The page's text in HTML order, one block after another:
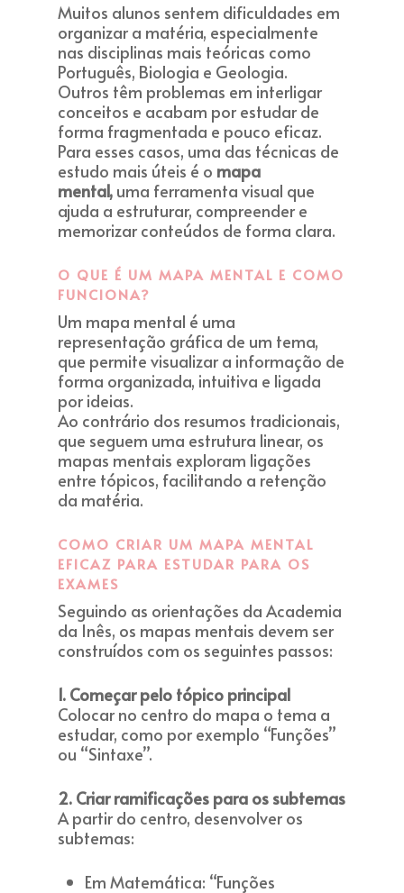
Muitos alunos sentem dificuldades em
organizar a matéria, especialmente
nas disciplinas mais teóricas como
Português, Biologia e Geologia.
Outros têm problemas em interligar
conceitos e acabam por estudar de
forma fragmentada e pouco eficaz.
Para esses casos, uma das técnicas de
estudo mais úteis é o mapa
mental, uma ferramenta visual que
ajuda a estruturar, compreender e
memorizar conteúdos de forma clara.
O QUE É UM MAPA MENTAL E COMO
FUNCIONA?
Um mapa mental é uma
representação gráfica de um tema,
que permite visualizar a informação de
forma organizada, intuitiva e ligada
por ideias.
Ao contrário dos resumos tradicionais,
que seguem uma estrutura linear, os
mapas mentais exploram ligações
entre tópicos, facilitando a retenção
da matéria.
COMO CRIAR UM MAPA MENTAL
EFICAZ PARA ESTUDAR PARA OS
EXAMES
Seguindo as orientações da Academia
da Inês, os mapas mentais devem ser
construídos com os seguintes passos:
1. Começar pelo tópico principal
Colocar no centro do mapa o tema a
estudar, como por exemplo “Funções”
ou “Sintaxe”.
2. Criar ramificações para os subtemas
A partir do centro, desenvolver os
subtemas:
Em Matemática: “Funções